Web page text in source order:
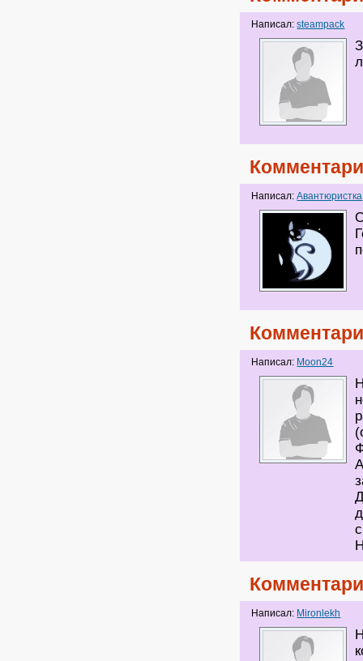
Написал:steampack
Написал:Авантюристка
Написал: Moon24
Написал: Mironlekh